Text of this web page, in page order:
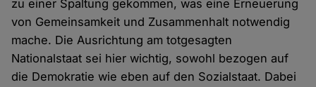
zu einer Spaltung gekommen, was eine Erneuerung
von Gemeinsamkeit und Zusammenhalt notwendig
mache. Die Ausrichtung am totgesagten
Nationalstaat sei hier wichtig, sowohl bezogen auf
die Demokratie wie eben auf den Sozialstaat. Dabei